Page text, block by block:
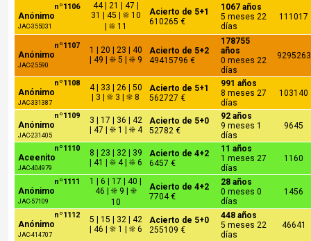
nº1106
Anónimo
JAC-355031
44 | 21 | 47 |
31 | 45 | ☀ 10
| ☀ 11
Acierto de 5+1
610265 €
1067 años
5 meses 22
días
111017
nº1107
Anónimo
JAC-25590
1 | 20 | 23 | 40
| 49 | ☀ 5 | ☀ 9
Acierto de 5+2
49415796 €
178755
años
0 meses 22
días
9295263
nº1108
Anónimo
JAC-331387
4 | 33 | 26 | 50
| 3 | ☀ 3 | ☀ 8
Acierto de 5+1
562727 €
991 años
8 meses 27
días
103140
nº1109
Anónimo
JAC-231405
3 | 17 | 36 | 42
| 47 | ☀ 1 | ☀ 4
Acierto de 5+0
52782 €
92 años
9 meses 1
días
9645
nº1110
Aceenito
JAC-404979
8 | 23 | 32 | 39
| 41 | ☀ 4 | ☀ 6
Acierto de 4+2
6457 €
11 años
1 meses 27
días
1160
nº1111
Anónimo
JAC-57109
1 | 6 | 17 | 40 |
46 | ☀ 9 | ☀
10
Acierto de 4+2
7704 €
28 años
0 meses 0
días
1456
nº1112
Anónimo
JAC-414707
5 | 15 | 32 | 42
| 46 | ☀ 1 | ☀ 6
Acierto de 5+0
255109 €
448 años
5 meses 22
días
46641